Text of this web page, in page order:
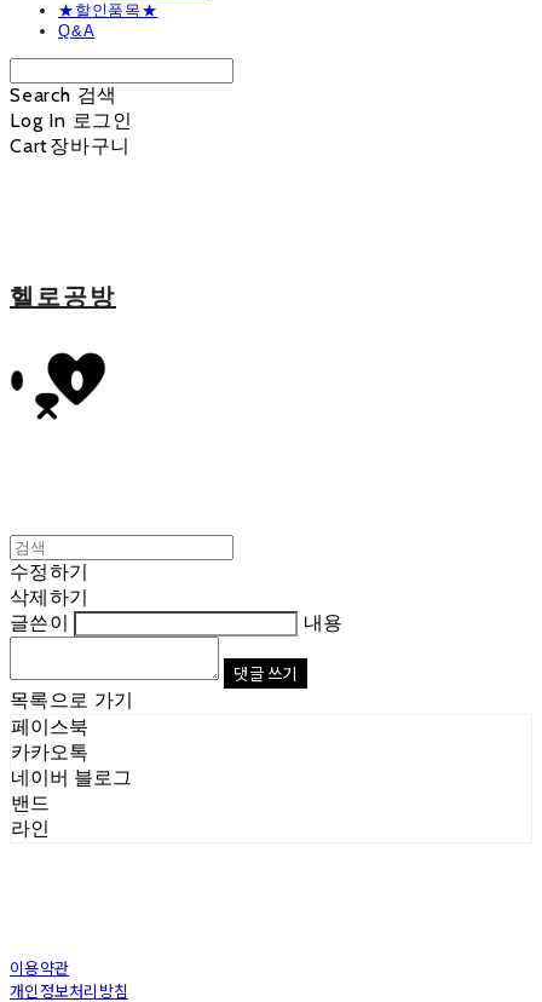
★할인품목★
Q&A
Search 검색
Log In 로그인
Cart장바구니
헬로공방
수정하기
삭제하기
글쓴이
내용
댓글 쓰기
목록으로 가기
페이스북
카카오톡
네이버 블로그
밴드
라인
이용약관
개인정보처리방침